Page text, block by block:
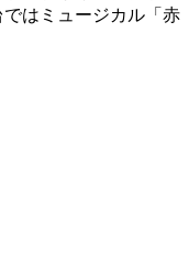
はミュージカル「赤